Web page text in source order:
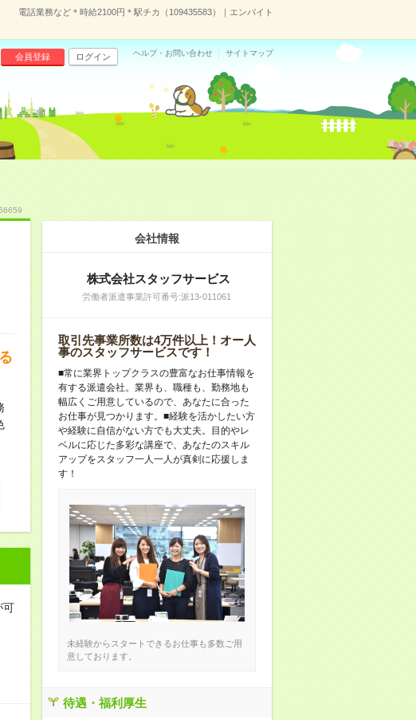
電話業務など＊時給2100円＊駅チカ（109435583）｜エンバイト
会員登録 ログイン ヘルプ・お問い合わせ サイトマップ
可
会社情報
株式会社スタッフサービス
労働者派遣事業許可番号:派13-011061
取引先事業所数は4万件以上！オー人
事のスタッフサービスです！
■常に業界トップクラスの豊富なお仕事情報を
有する派遣会社。業界も、職種も、勤務地も
幅広くご用意しているので、あなたに合った
お仕事が見つかります。■経験を活かしたい方
や経験に自信がない方でも大丈夫。目的やレ
ベルに応じた多彩な講座で、あなたのスキル
アップをスタッフ一人一人が真剣に応援しま
す！
未経験からスタートできるお仕事も多数ご用
意しております。
待遇・福利厚生